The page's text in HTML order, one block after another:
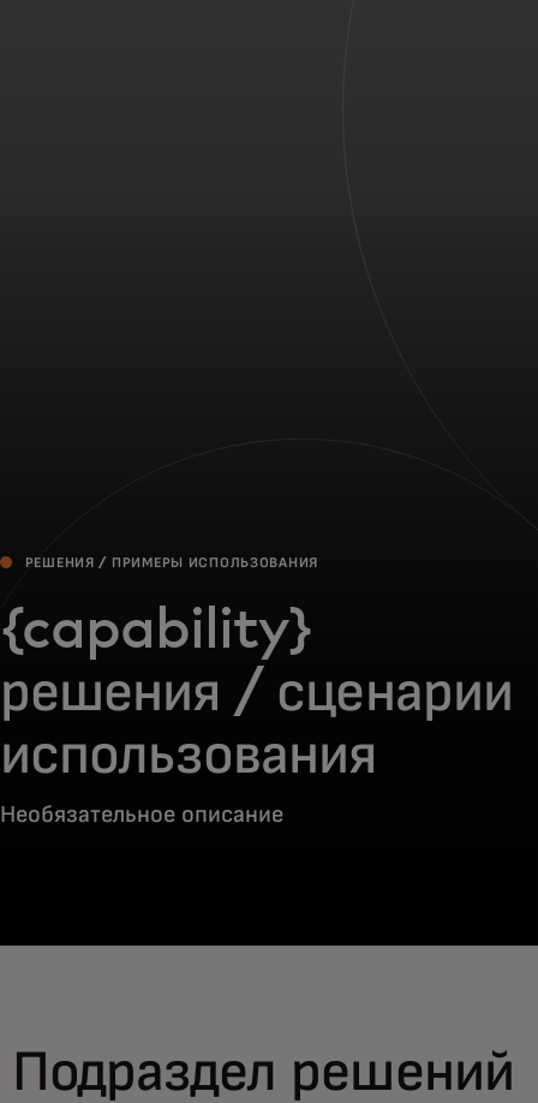
РЕШЕНИЯ / ПРИМЕРЫ ИСПОЛЬЗОВАНИЯ
{capability}
решения / сценарии
использования
Необязательное описание
Подраздел решений